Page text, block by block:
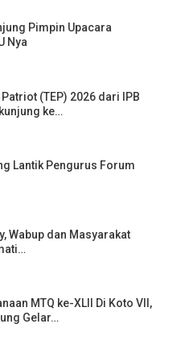
Pimpin Upacara
Nya
(TEP) 2026 dari IPB
ke…
Lantik Pengurus Forum
Wabup dan Masyarakat
MTQ ke-XLII Di Koto VII,
Gelar…